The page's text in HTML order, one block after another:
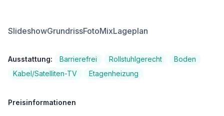
SlideshowGrundrissFotoMixLageplan
Ausstattung: Barrierefrei Rollstuhlgerecht
Boden
Kabel/Satelliten-TV
Etagenheizung
Preisinformationen